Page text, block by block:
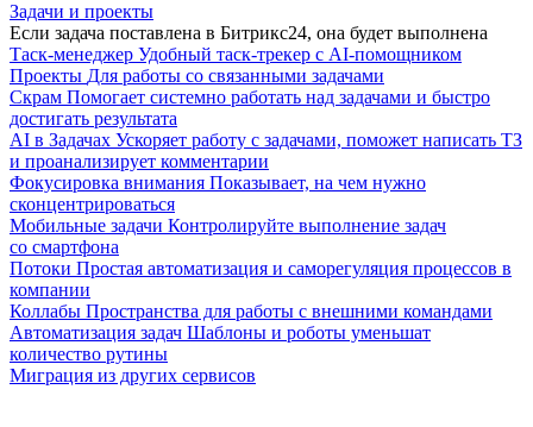
Задачи и проекты
Если задача поставлена в Битрикс24, она будет выполнена
Таск-менеджер Удобный таск-трекер с AI-помощником
Проекты Для работы со связанными задачами
Скрам Помогает системно работать над задачами и быстро
достигать результата
AI в Задачах Ускоряет работу с задачами, поможет написать ТЗ
и проанализирует комментарии
Фокусировка внимания Показывает, на чем нужно
сконцентрироваться
Мобильные задачи Контролируйте выполнение задач
со смартфона
Потоки Простая автоматизация и саморегуляция процессов в
компании
Коллабы Пространства для работы с внешними командами
Автоматизация задач Шаблоны и роботы уменьшат
количество рутины
Миграция из других сервисов